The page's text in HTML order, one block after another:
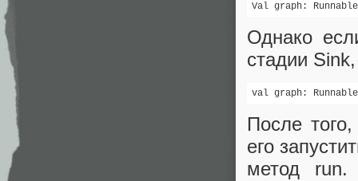
Val graph:
Однако
стадии
val graph:
После
его
метод run.